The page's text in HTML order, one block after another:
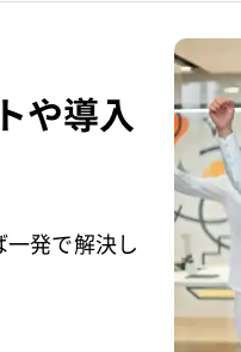
や導入
発で解決し